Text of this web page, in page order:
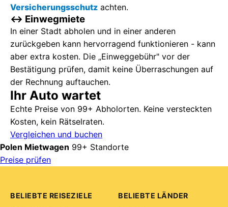
Versicherungsschutz achten.
↔️ Einwegmiete
In einer Stadt abholen und in einer anderen
zurückgeben kann hervorragend funktionieren - kann
aber extra kosten. Die „Einweggebühr" vor der
Bestätigung prüfen, damit keine Überraschungen auf
der Rechnung auftauchen.
Ihr Auto wartet
Echte Preise von 99+ Abholorten. Keine versteckten
Kosten, kein Rätselraten.
Vergleichen und buchen
Polen Mietwagen 99+ Standorte
Preise prüfen
BELIEBTE REISEZIELE BELIEBTE LÄNDER